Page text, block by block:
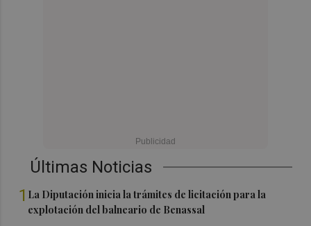
Últimas Noticias
1 La Diputación inicia la trámites de licitación para la
explotación del balneario de Benassal